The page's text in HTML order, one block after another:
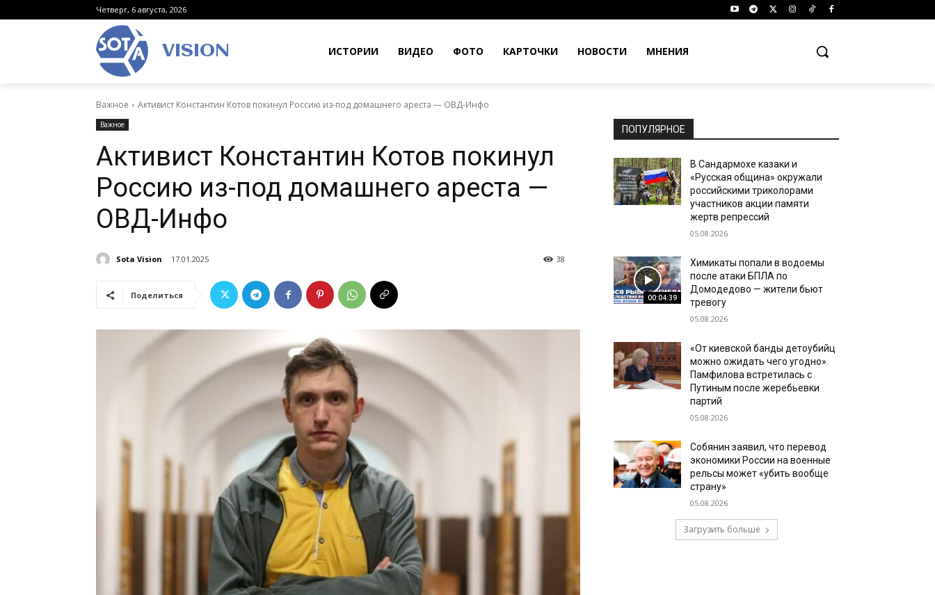
Четверг, 6 августа, 2026
VISION ИСТОРИИ ВИДЕО ФОТО КАРТОЧКИ НОВОСТИ МНЕНИЯ
Важное Активист Константин Котов покинул Россию из-под домашнего ареста — ОВД-Инфо
Важное
Активист Константин Котов покинул
Россию из-под домашнего ареста —
ОВД-Инфо
Sota Vision 17.01.2025 38
Поделиться
ПОПУЛЯРНОЕ
В Сандармохе казаки и
«Русская община» окружали
российскими триколорами
участников акции памяти
жертв репрессий
05.08.2026
00:04:39
Химикаты попали в водоемы
после атаки БПЛА по
Домодедово — жители бьют
тревогу
05.08.2026
«От киевской банды детоубийц
можно ожидать чего угодно».
Памфилова встретилась с
Путиным после жеребьевки
партий
05.08.2026
Собянин заявил, что перевод
экономики России на военные
рельсы может «убить вообще
страну»
05.08.2026
Загрузить больше